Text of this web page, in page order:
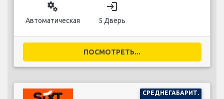
miscellaneous_services
Автоматическая
login
5 Дверь
ПОСМОТРЕТЬ...
СРЕДНЕГАБАРИТ.